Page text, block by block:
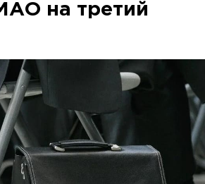
на третий